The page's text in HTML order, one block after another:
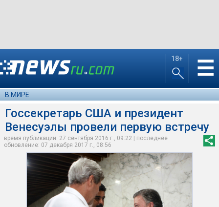
18+ ☰
В МИРЕ
Госсекретарь США и президент
Венесуэлы провели первую встречу
время публикации: 27 сентября 2016 г., 09:22 | последнее
обновление: 07 декабря 2017 г., 08:56